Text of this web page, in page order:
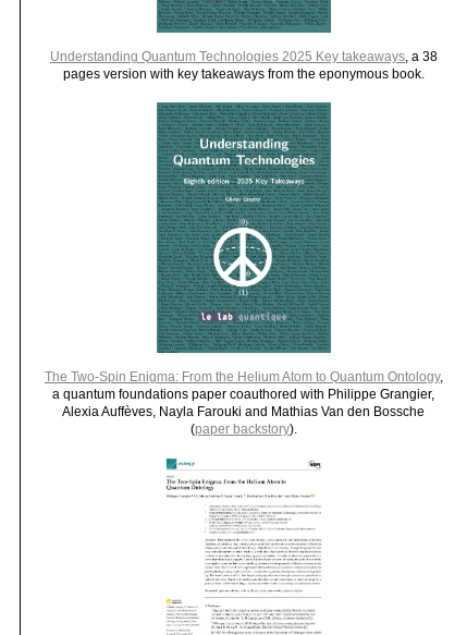
Understanding Quantum Technologies 2025 Key takeaways, a 38
pages version with key takeaways from the eponymous book.
The Two-Spin Enigma: From the Helium Atom to Quantum Ontology,
a quantum foundations paper coauthored with Philippe Grangier,
Alexia Auffèves, Nayla Farouki and Mathias Van den Bossche
(paper backstory).